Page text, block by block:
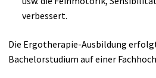
verbessert.
Die Ergotherapie-Ausbildung
Bachelorstudium auf einer